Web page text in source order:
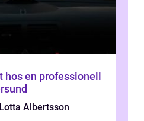
en professionell
Lotta Albertsson